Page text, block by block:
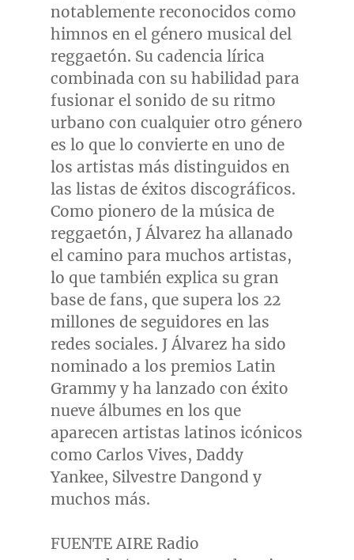
notablemente reconocidos como
himnos en el género musical del
reggaetón. Su cadencia lírica
combinada con su habilidad para
fusionar el sonido de su ritmo
urbano con cualquier otro género
es lo que lo convierte en uno de
los artistas más distinguidos en
las listas de éxitos discográficos.
Como pionero de la música de
reggaetón, J Álvarez ha allanado
el camino para muchos artistas,
lo que también explica su gran
base de fans, que supera los 22
millones de seguidores en las
redes sociales. J Álvarez ha sido
nominado a los premios Latin
Grammy y ha lanzado con éxito
nueve álbumes en los que
aparecen artistas latinos icónicos
como Carlos Vives, Daddy
Yankee, Silvestre Dangond y
muchos más.
FUENTE AIRE Radio